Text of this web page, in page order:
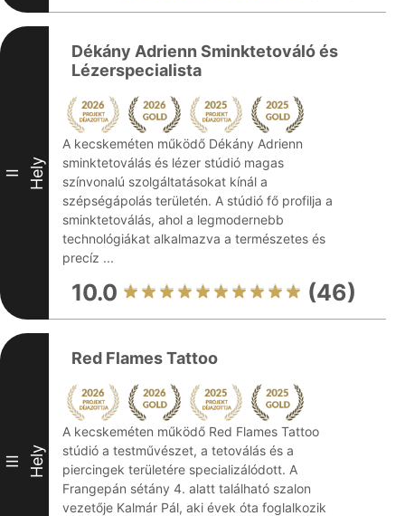
II Hely
Dékány Adrienn Sminktetováló és
Lézerspecialista
A kecskeméten működő Dékány Adrienn
sminktetoválás és lézer stúdió magas
színvonalú szolgáltatásokat kínál a
szépségápolás területén. A stúdió fő profilja a
sminktetoválás, ahol a legmodernebb
technológiákat alkalmazva a természetes és
precíz ...
10.0 (46)
III Hely
Red Flames Tattoo
A kecskeméten működő Red Flames Tattoo
stúdió a testművészet, a tetoválás és a
piercingek területére specializálódott. A
Frangepán sétány 4. alatt található szalon
vezetője Kalmár Pál, aki évek óta foglalkozik